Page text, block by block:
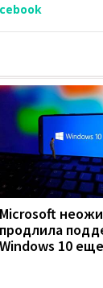
Microsoft
продлила
Windows 10